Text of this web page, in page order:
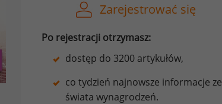
Zarejestrować się
Po rejestracji otrzymasz:
dostęp do 3200 artykułów,
co tydzień najnowsze informacje ze
świata wynagrodzeń.